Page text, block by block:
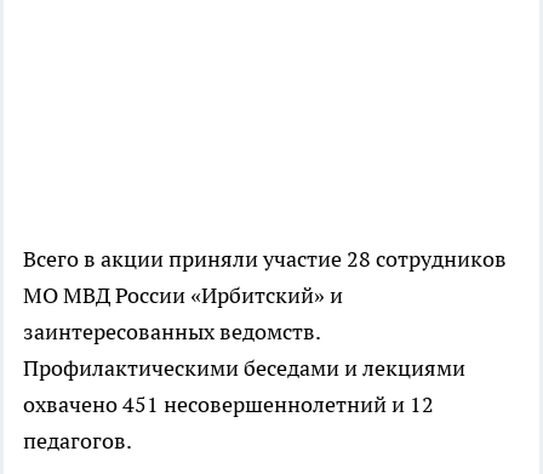
Всего в акции приняли участие 28 сотрудников
МО МВД России «Ирбитский» и
заинтересованных ведомств.
Профилактическими беседами и лекциями
охвачено 451 несовершеннолетний и 12
педагогов.